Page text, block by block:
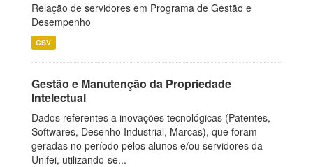
Relação de servidores em Programa de Gestão e
Desempenho
CSV
Gestão e Manutenção da Propriedade
Intelectual
Dados referentes a inovações tecnológicas (Patentes,
Softwares, Desenho Industrial, Marcas), que foram
geradas no período pelos alunos e/ou servidores da
Unifei, utilizando-se...